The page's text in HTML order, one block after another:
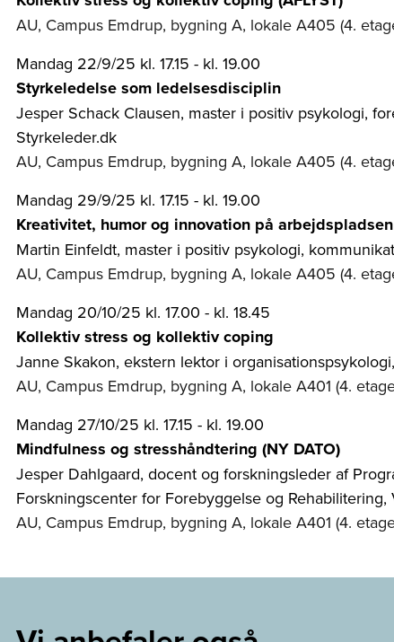
AU, Campus Emdrup, bygning A, lokale A405 (4.
Mandag 22/9/25 kl. 17.15 - kl. 19.00
Styrkeledelse som ledelsesdisciplin
Jesper Schack Clausen, master i positiv psykologi,
Styrkeleder.dk
AU, Campus Emdrup, bygning A, lokale A405 (4.
Mandag 29/9/25 kl. 17.15 - kl. 19.00
Kreativitet, humor og innovation på arbejdspladsen
Martin Einfeldt, master i positiv psykologi,
AU, Campus Emdrup, bygning A, lokale A405 (4.
Mandag 20/10/25 kl. 17.00 - kl. 18.45
Kollektiv stress og kollektiv coping
Janne Skakon, ekstern lektor i
AU, Campus Emdrup, bygning A, lokale A401 (4.
Mandag 27/10/25 kl. 17.15 - kl. 19.00
Mindfulness og stresshåndtering (NY DATO)
Jesper Dahlgaard, docent og forskningsleder af
Forskningscenter for Forebyggelse og Rehabilitering,
AU, Campus Emdrup, bygning A, lokale A401 (4.